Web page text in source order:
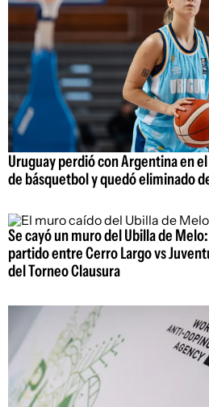
Uruguay perdió con Argentina en
de básquetbol y quedó eliminado
Se cayó un muro del Ubilla de
partido entre Cerro Largo vs
del Torneo Clausura